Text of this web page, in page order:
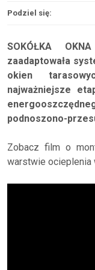
Podziel się:
SOKÓŁKA
zaadaptowała
okien
najważniejsze
podnoszono-
Zobacz film o
warstwie ocieplenia